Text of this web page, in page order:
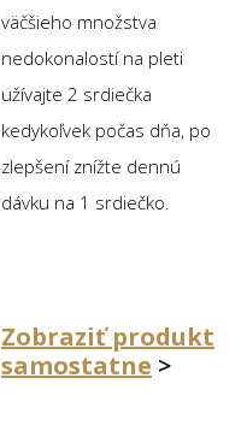
väčšieho množstva
nedokonalostí na pleti
užívajte 2 srdiečka
kedykoľvek počas dňa, po
zlepšení znížte dennú
dávku na 1 srdiečko.
Zobraziť produkt
samostatne >